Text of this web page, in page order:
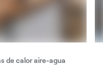
de calor aire-agua